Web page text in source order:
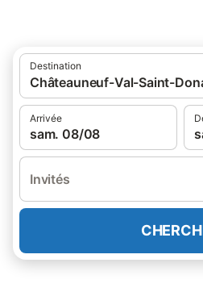
Destination
Châteauneuf-Val-Saint-
Arrivée
sam. 08/08
Invités